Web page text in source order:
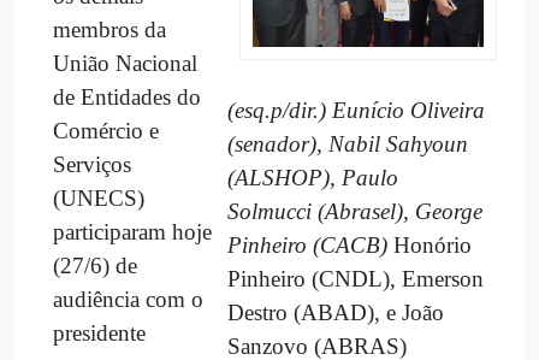
(esq.p/dir.) Eunício Oliveira
(senador), Nabil Sahyoun
(ALSHOP), Paulo
Solmucci (Abrasel), George
Pinheiro (CACB) Honório
Pinheiro (CNDL), Emerson
Destro (ABAD), e João
Sanzovo (ABRAS)
membros da
União Nacional
de Entidades do
Comércio e
Serviços
(UNECS)
participaram hoje
(27/6) de
audiência com o
presidente